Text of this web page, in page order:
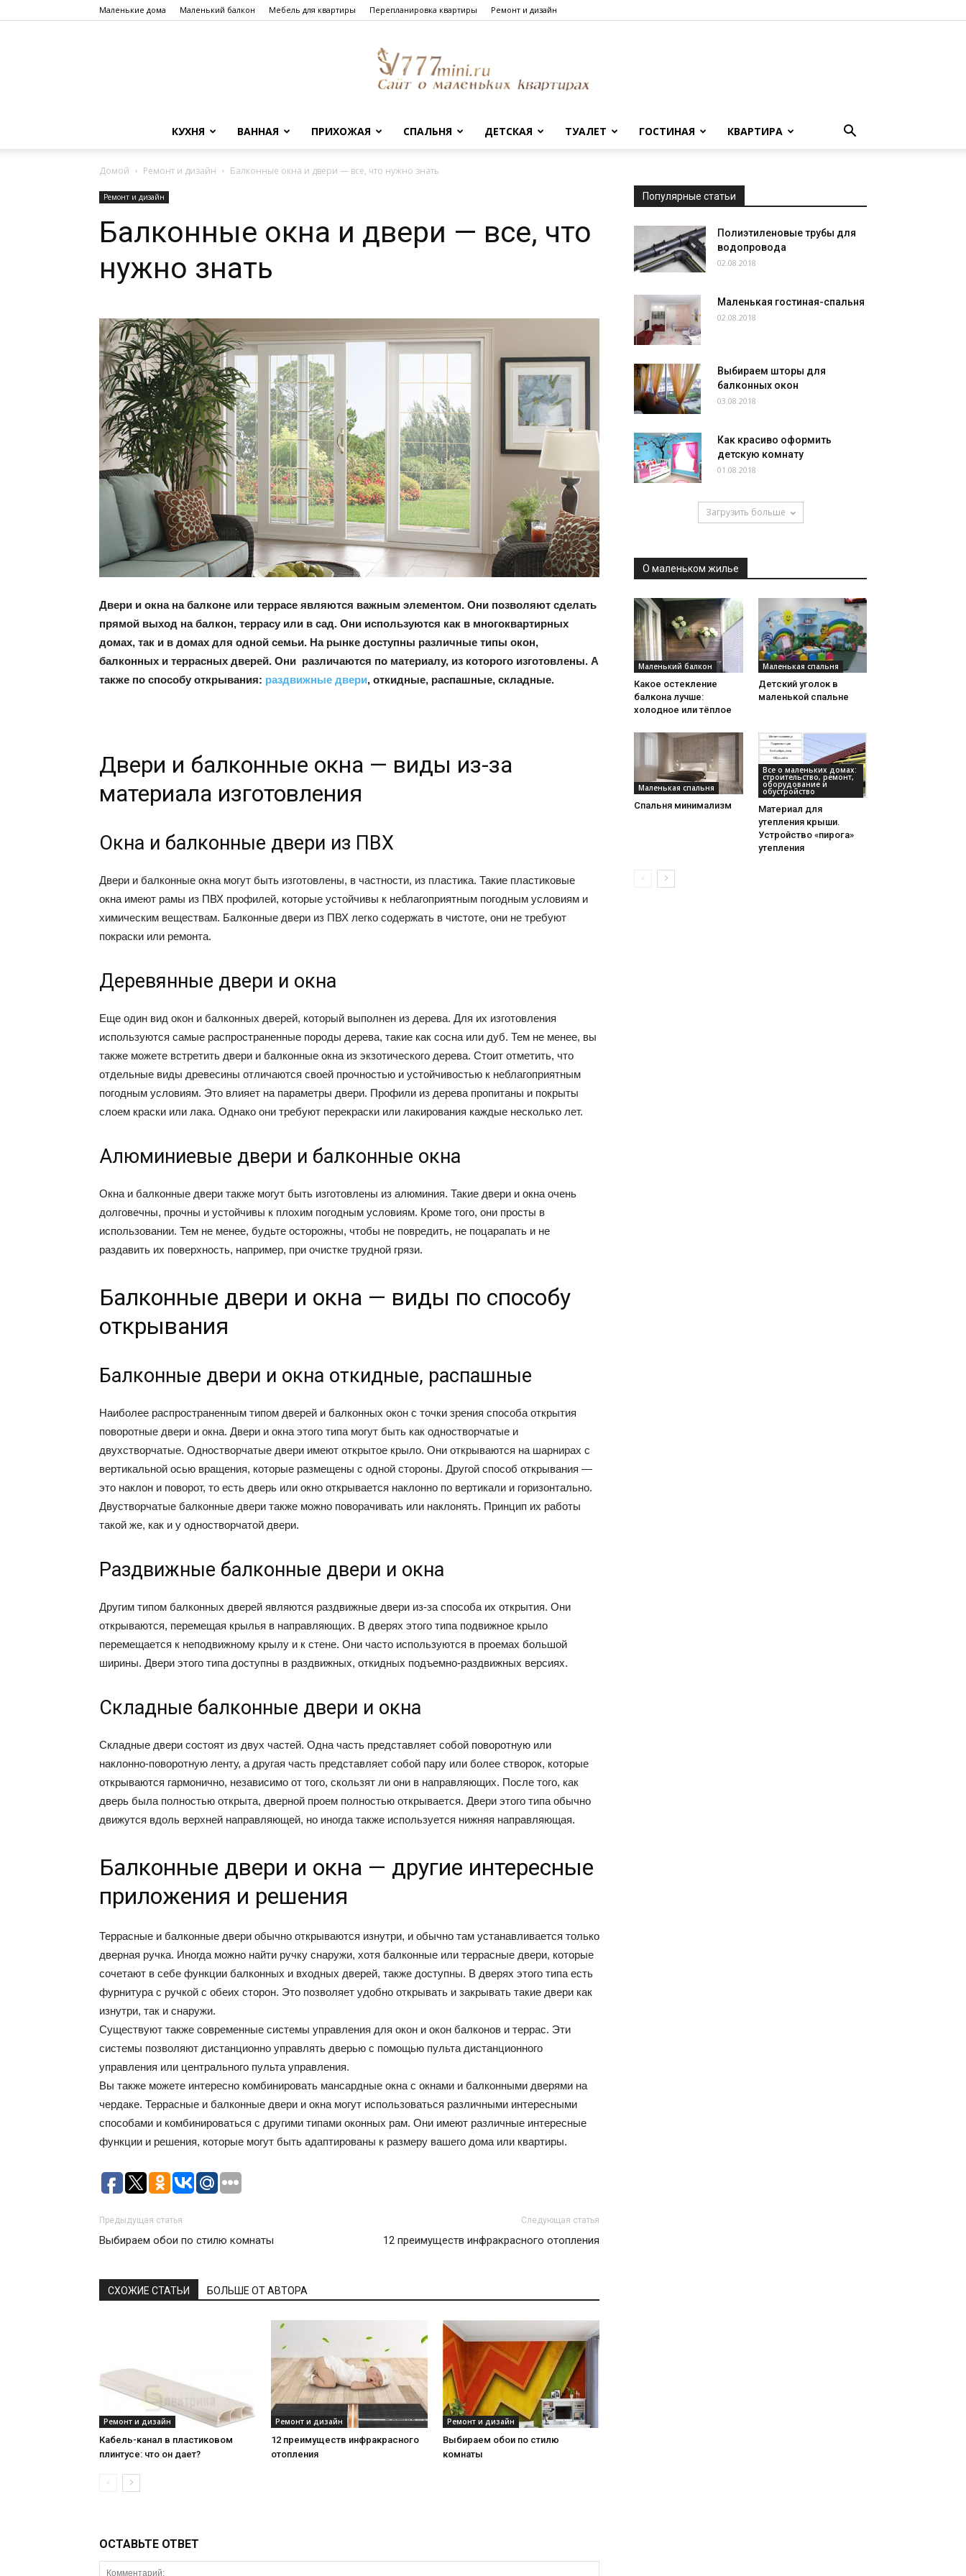
Маленькие дома Маленький балкон Мебель для квартиры Перепланировка квартиры Ремонт и дизайн
Сайт
о
квартирах
домах:
советы
статьи
КУХНЯ ВАННАЯ ПРИХОЖАЯ СПАЛЬНЯ ДЕТСКАЯ ТУАЛЕТ ГОСТИНАЯ КВАРТИРА
Домой Ремонт и дизайн Балконные окна и двери — все, что нужно знать
Ремонт и дизайн
Балконные окна и двери — все, что
нужно знать
Двери и окна на балконе или террасе являются важным элементом. Они позволяют сделать
прямой выход на балкон, террасу или в сад. Они используются как в многоквартирных
домах, так и в домах для одной семьи. На рынке доступны различные типы окон,
балконных и террасных дверей. Они различаются по материалу, из которого изготовлены. А
также по способу открывания: раздвижные двери, откидные, распашные, складные.
Двери и балконные окна — виды из-за
материала изготовления
Окна и балконные двери из ПВХ
Двери и балконные окна могут быть изготовлены, в частности, из пластика. Такие пластиковые
окна имеют рамы из ПВХ профилей, которые устойчивы к неблагоприятным погодным условиям и
химическим веществам. Балконные двери из ПВХ легко содержать в чистоте, они не требуют
покраски или ремонта.
Деревянные двери и окна
Еще один вид окон и балконных дверей, который выполнен из дерева. Для их изготовления
используются самые распространенные породы дерева, такие как сосна или дуб. Тем не менее, вы
также можете встретить двери и балконные окна из экзотического дерева. Стоит отметить, что
отдельные виды древесины отличаются своей прочностью и устойчивостью к неблагоприятным
погодным условиям. Это влияет на параметры двери. Профили из дерева пропитаны и покрыты
слоем краски или лака. Однако они требуют перекраски или лакирования каждые несколько лет.
Алюминиевые двери и балконные окна
Окна и балконные двери также могут быть изготовлены из алюминия. Такие двери и окна очень
долговечны, прочны и устойчивы к плохим погодным условиям. Кроме того, они просты в
использовании. Тем не менее, будьте осторожны, чтобы не повредить, не поцарапать и не
раздавить их поверхность, например, при очистке трудной грязи.
Балконные двери и окна — виды по способу
открывания
Балконные двери и окна откидные, распашные
Наиболее распространенным типом дверей и балконных окон с точки зрения способа открытия
поворотные двери и окна. Двери и окна этого типа могут быть как одностворчатые и
двухстворчатые. Одностворчатые двери имеют открытое крыло. Они открываются на шарнирах с
вертикальной осью вращения, которые размещены с одной стороны. Другой способ открывания —
это наклон и поворот, то есть дверь или окно открывается наклонно по вертикали и горизонтально.
Двустворчатые балконные двери также можно поворачивать или наклонять. Принцип их работы
такой же, как и у одностворчатой двери.
Раздвижные балконные двери и окна
Другим типом балконных дверей являются раздвижные двери из-за способа их открытия. Они
открываются, перемещая крылья в направляющих. В дверях этого типа подвижное крыло
перемещается к неподвижному крылу и к стене. Они часто используются в проемах большой
ширины. Двери этого типа доступны в раздвижных, откидных подъемно-раздвижных версиях.
Складные балконные двери и окна
Складные двери состоят из двух частей. Одна часть представляет собой поворотную или
наклонно-поворотную ленту, а другая часть представляет собой пару или более створок, которые
открываются гармонично, независимо от того, скользят ли они в направляющих. После того, как
дверь была полностью открыта, дверной проем полностью открывается. Двери этого типа обычно
движутся вдоль верхней направляющей, но иногда также используется нижняя направляющая.
Балконные двери и окна — другие интересные
приложения и решения
Террасные и балконные двери обычно открываются изнутри, и обычно там устанавливается только
дверная ручка. Иногда можно найти ручку снаружи, хотя балконные или террасные двери, которые
сочетают в себе функции балконных и входных дверей, также доступны. В дверях этого типа есть
фурнитура с ручкой с обеих сторон. Это позволяет удобно открывать и закрывать такие двери как
изнутри, так и снаружи.
Существуют также современные системы управления для окон и окон балконов и террас. Эти
системы позволяют дистанционно управлять дверью с помощью пульта дистанционного
управления или центрального пульта управления.
Вы также можете интересно комбинировать мансардные окна с окнами и балконными дверями на
чердаке. Террасные и балконные двери и окна могут использоваться различными интересными
способами и комбинироваться с другими типами оконных рам. Они имеют различные интересные
функции и решения, которые могут быть адаптированы к размеру вашего дома или квартиры.
Предыдущая статья
Выбираем обои по стилю комнаты
Следующая статья
12 преимуществ инфракрасного отопления
СХОЖИЕ СТАТЬИ БОЛЬШЕ ОТ АВТОРА
Ремонт и дизайн
Кабель-канал в пластиковом
плинтусе: что он дает?
Ремонт и дизайн
12 преимуществ инфракрасного
отопления
Ремонт и дизайн
Выбираем обои по стилю
комнаты
ОСТАВЬТЕ ОТВЕТ
Популярные статьи
Полиэтиленовые трубы для
водопровода
02.08.2018
Маленькая гостиная-спальня
02.08.2018
Выбираем шторы для
балконных окон
03.08.2018
Как красиво оформить
детскую комнату
01.08.2018
Загрузить больше
О маленьком жилье
Маленький балкон
Какое остекление
балкона лучше:
холодное или тёплое
Маленькая спальня
Детский уголок в
маленькой спальне
Маленькая спальня
Спальня минимализм
Все о маленьких домах:
строительство, ремонт,
оборудование и
обустройство
Материал для
утепления крыши.
Устройство «пирога»
утепления